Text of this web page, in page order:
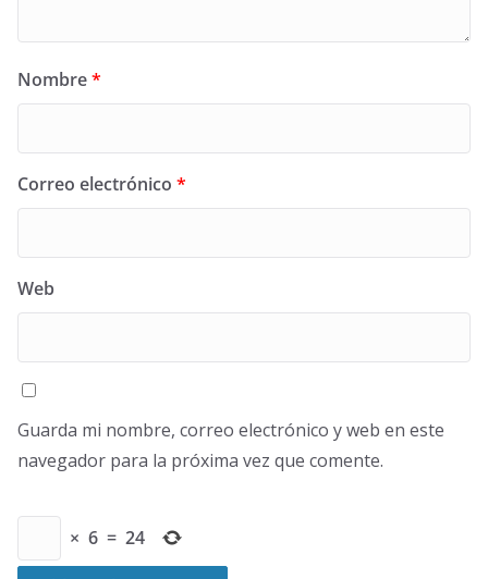
Nombre*
Correo electrónico *
Web
Guarda mi nombre, correo electrónico y web en este
navegador para la próxima vez que comente.
× 6 = 24